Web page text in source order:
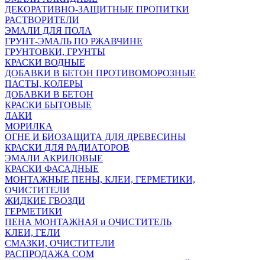
ДЕКОРАТИВНО-ЗАЩИТНЫЕ ПРОПИТКИ
РАСТВОРИТЕЛИ
ЭМАЛИ ДЛЯ ПОЛА
ГРУНТ-ЭМАЛЬ ПО РЖАВЧИНЕ
ГРУНТОВКИ, ГРУНТЫ
КРАСКИ ВОДНЫЕ
ДОБАВКИ В БЕТОН ПРОТИВОМОРОЗНЫЕ
ПАСТЫ, КОЛЕРЫ
ДОБАВКИ В БЕТОН
КРАСКИ БЫТОВЫЕ
ЛАКИ
МОРИЛКА
ОГНЕ И БИОЗАЩИТА ДЛЯ ДРЕВЕСИНЫ
КРАСКИ ДЛЯ РАДИАТОРОВ
ЭМАЛИ АКРИЛОВЫЕ
КРАСКИ ФАСАДНЫЕ
МОНТАЖНЫЕ ПЕНЫ, КЛЕИ, ГЕРМЕТИКИ,
ОЧИСТИТЕЛИ
ЖИДКИЕ ГВОЗДИ
ГЕРМЕТИКИ
ПЕНА МОНТАЖНАЯ и ОЧИСТИТЕЛЬ
КЛЕИ, ГЕЛИ
СМАЗКИ, ОЧИСТИТЕЛИ
РАСПРОДАЖА СОМ